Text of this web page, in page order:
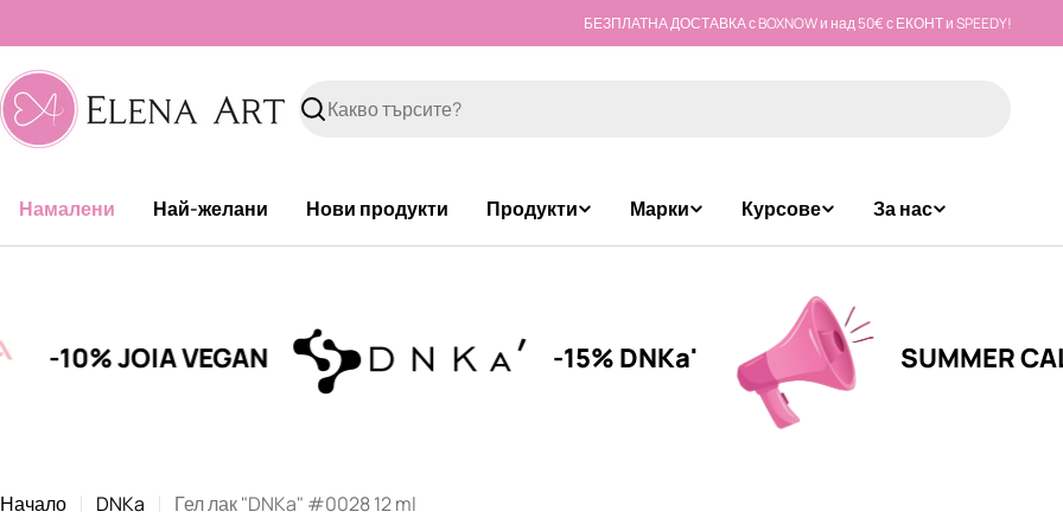
съдържанието
БЕЗПЛАТНА ДОСТАВКА с BOXNOW и над 50€ с ЕКОНТ и SPEEDY!
Търсене
Намалени Най-желани Нови продукти Продукти Марки Курсове За нас
JOIA VEGAN -15% DNKa' SUMMER CALL
Начало DNKa Гел лак "DNKa" #0028 12 ml